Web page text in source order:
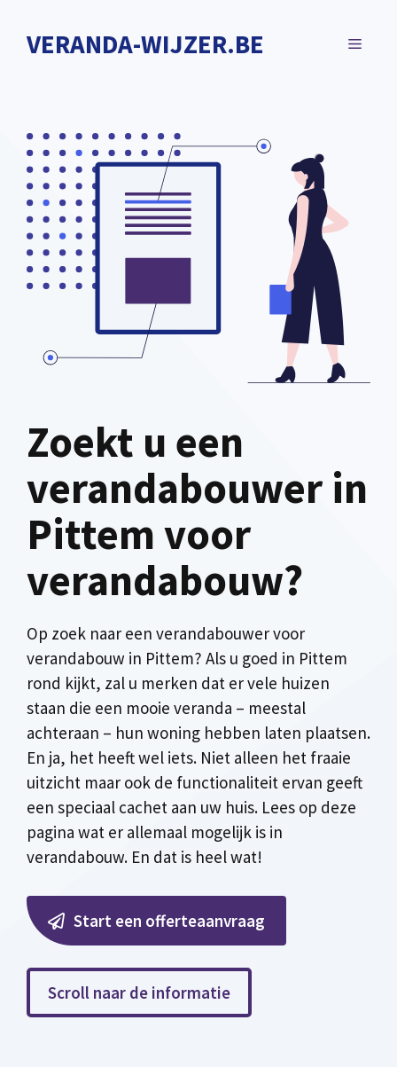
naarVERANDA-WIJZER.BE MENU
Zoekt u een
verandabouwer in
Pittem voor
verandabouw?
Op zoek naar een verandabouwer voor
verandabouw in Pittem? Als u goed in Pittem
rond kijkt, zal u merken dat er vele huizen
staan die een mooie veranda – meestal
achteraan – hun woning hebben laten plaatsen.
En ja, het heeft wel iets. Niet alleen het fraaie
uitzicht maar ook de functionaliteit ervan geeft
een speciaal cachet aan uw huis. Lees op deze
pagina wat er allemaal mogelijk is in
verandabouw. En dat is heel wat!
Start een offerteaanvraag
Scroll naar de informatie